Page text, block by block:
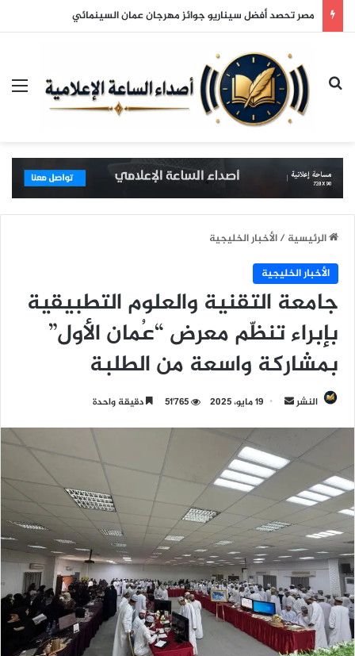
مصر تحصد أفضل سيناريو جوائز مهرجان عمان السينمائي
بحث عن
الرئيسية/الأخبار الخليجية
الأخبار الخليجية
جامعة التقنية والعلوم التطبيقية
بإبراء تنظّم معرض “عُمان الأول”
بمشاركة واسعة من الطلبة
النشر
ل
ر
ا
إ
ل
ك
ت
ر
19 مايو، 2025 51٬765 دقيقة واحدة